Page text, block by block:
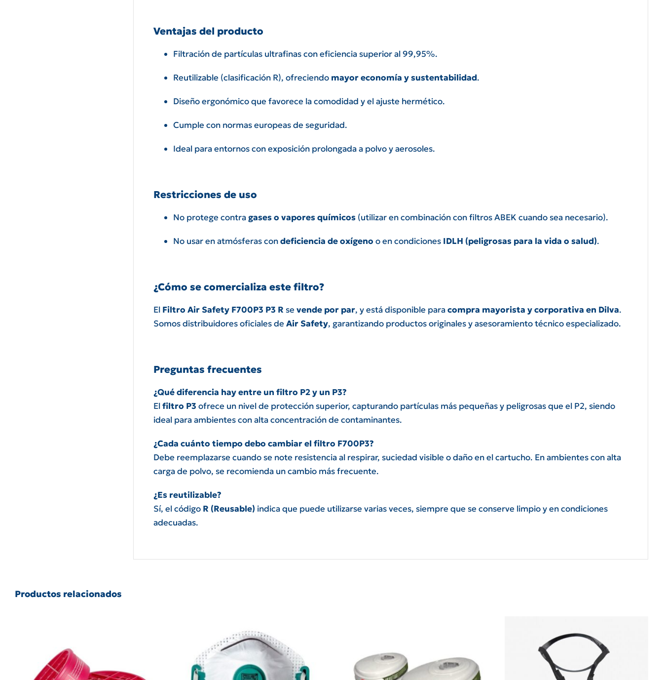
Ventajas del producto
Filtración de partículas ultrafinas con eficiencia superior al 99,95%.
Reutilizable (clasificación R), ofreciendo mayor economía y sustentabilidad.
Diseño ergonómico que favorece la comodidad y el ajuste hermético.
Cumple con normas europeas de seguridad.
Ideal para entornos con exposición prolongada a polvo y aerosoles.
Restricciones de uso
No protege contra gases o vapores químicos (utilizar en combinación con filtros ABEK cuando sea necesario).
No usar en atmósferas condeficiencia de oxígeno o en condiciones IDLH (peligrosas para la vida o salud).
¿Cómo se comercializa este filtro?
El Filtro Air Safety F700P3 P3 R sevende por par, y está disponible paracompra mayorista y corporativa en Dilva.
Somos distribuidores oficiales deAir Safety, garantizando productos originales y asesoramiento técnico especializado.
Preguntas frecuentes
¿Qué diferencia hay entre un filtro P2 y un P3?
Elfiltro P3 ofrece un nivel de protección superior, capturando partículas más pequeñas y peligrosas que el P2, siendo
ideal para ambientes con alta concentración de contaminantes.
¿Cada cuánto tiempo debo cambiar el filtro F700P3?
Debe reemplazarse cuando se note resistencia al respirar, suciedad visible o daño en el cartucho. En ambientes con alta
carga de polvo, se recomienda un cambio más frecuente.
¿Es reutilizable?
Sí, el código R (Reusable) indica que puede utilizarse varias veces, siempre que se conserve limpio y en condiciones
adecuadas.
Productos relacionados